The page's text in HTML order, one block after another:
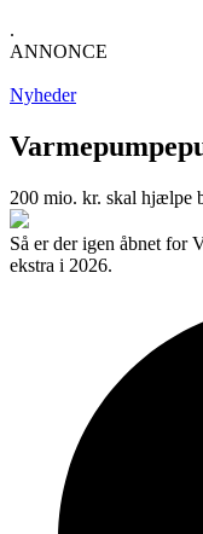
.
ANNONCE
Nyheder
200 mio. kr. skal hjælpe
Så er der igen åbnet for
ekstra i 2026.